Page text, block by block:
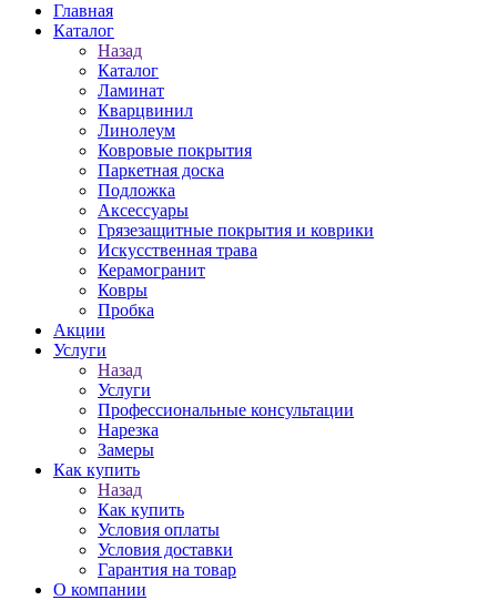
Главная
Каталог
Назад
Каталог
Ламинат
Кварцвинил
Линолеум
Ковровые покрытия
Паркетная доска
Подложка
Аксессуары
Грязезащитные покрытия и коврики
Искусственная трава
Керамогранит
Ковры
Пробка
Акции
Услуги
Назад
Услуги
Профессиональные консультации
Нарезка
Замеры
Как купить
Назад
Как купить
Условия оплаты
Условия доставки
Гарантия на товар
О компании